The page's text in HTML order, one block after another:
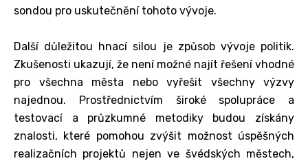
sondou pro uskutečnění tohoto vývoje.
Další důležitou hnací silou je způsob vývoje politik.
Zkušenosti ukazují, že není možné najít řešení vhodné
pro všechna města nebo vyřešit všechny výzvy
najednou. Prostřednictvím široké spolupráce a
testovací a průzkumné metodiky budou získány
znalosti, které pomohou zvýšit možnost úspěšných
realizačních projektů nejen ve švédských městech,